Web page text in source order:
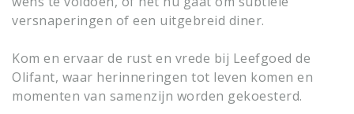
versnaperingen of een uitgebreid diner.
Kom en ervaar de rust en vrede bij Leefgoed de
Olifant, waar herinneringen tot leven komen en
momenten van samenzijn worden gekoesterd.